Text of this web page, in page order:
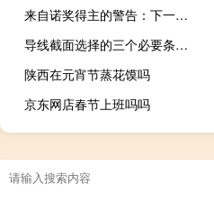
来自诺奖得主的警告：下一次大规模流行病的发生 最可能与它相关
导线截面选择的三个必要条件（导线截面的选择应满足下列要求）
陕西在元宵节蒸花馍吗
京东网店春节上班吗吗